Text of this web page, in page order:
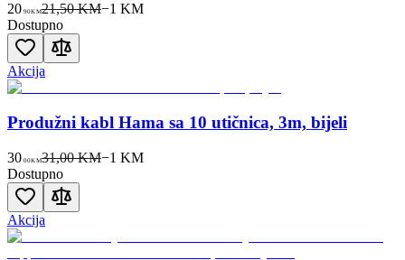
20 90KM21,50 KM−1 KM
Dostupno
Akcija
Produžni kabl Hama sa 10 utičnica, 3m, bijeli
30 00KM31,00 KM−1 KM
Dostupno
Akcija